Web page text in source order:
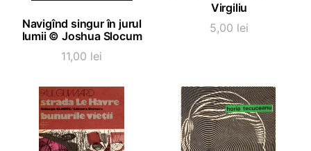
Navigînd singur în jurul
lumii © Joshua Slocum
11,00 lei
Virgiliu
5,00 lei